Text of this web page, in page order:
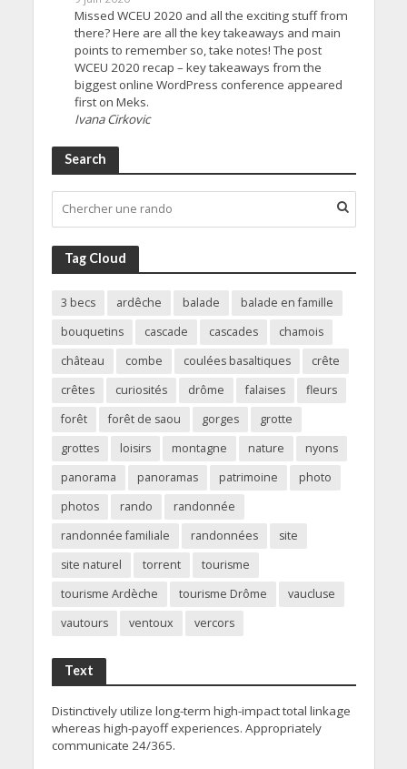
Missed WCEU 2020 and all the exciting stuff from
there? Here are all the key takeaways and main
points to remember so, take notes! The post
WCEU 2020 recap – key takeaways from the
biggest online WordPress conference appeared
first on Meks.
Ivana Cirkovic
Search
Tag Cloud
3 becs ardêche balade
balade en famille
bouquetins
cascade cascades
chamois
château
combe coulées basaltiques
crête
crêtes
curiosités drôme falaises
fleurs
forêt
forêt de saou gorges
grotte
grottes
loisirs montagne nature
nyons
panorama
panoramas patrimoine
photo
photos
rando
randonnée
randonnée familiale
randonnées
site
site naturel
torrent
tourisme
tourisme Ardèche
tourisme Drôme
vaucluse
vautours
ventoux vercors
Text
Distinctively utilize long-term high-impact total linkage
whereas high-payoff experiences. Appropriately
communicate 24/365.